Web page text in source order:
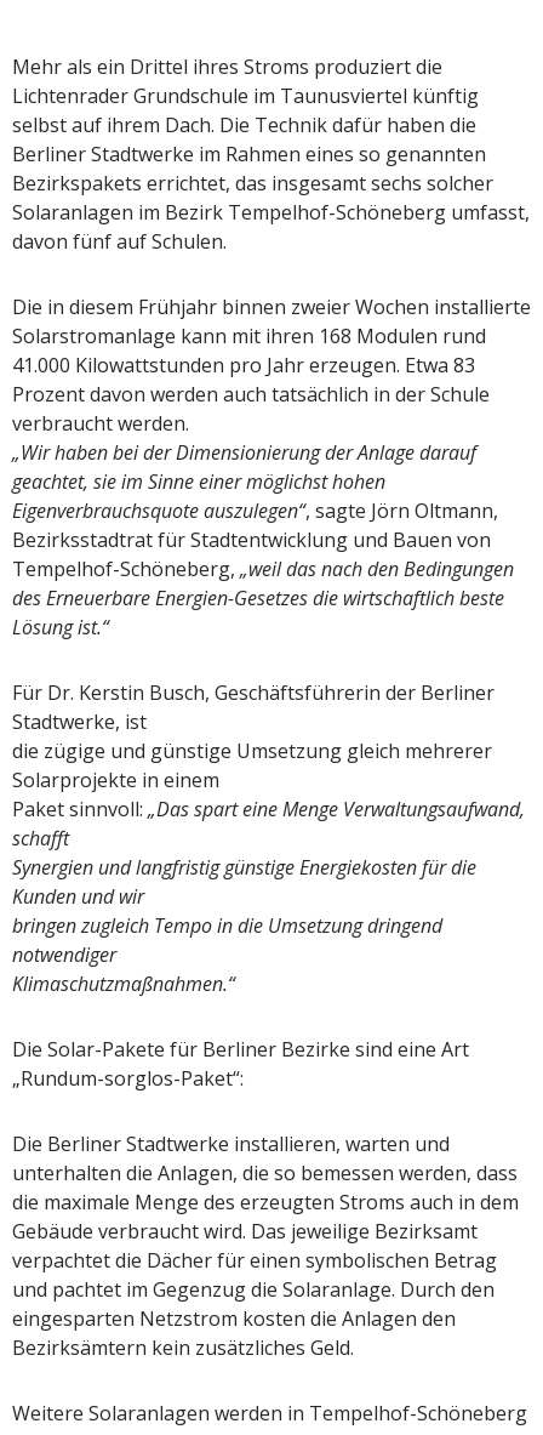
Mehr als ein Drittel ihres Stroms produziert die
Lichtenrader Grundschule im Taunusviertel künftig
selbst auf ihrem Dach. Die Technik dafür haben die
Berliner Stadtwerke im Rahmen eines so genannten
Bezirkspakets errichtet, das insgesamt sechs solcher
Solaranlagen im Bezirk Tempelhof-Schöneberg umfasst,
davon fünf auf Schulen.
Die in diesem Frühjahr binnen zweier Wochen installierte
Solarstromanlage kann mit ihren 168 Modulen rund
41.000 Kilowattstunden pro Jahr erzeugen. Etwa 83
Prozent davon werden auch tatsächlich in der Schule
verbraucht werden.
„Wir haben bei der Dimensionierung der Anlage darauf
geachtet, sie im Sinne einer möglichst hohen
Eigenverbrauchsquote auszulegen“, sagte Jörn Oltmann,
Bezirksstadtrat für Stadtentwicklung und Bauen von
Tempelhof-Schöneberg, „weil das nach den Bedingungen
des Erneuerbare Energien-Gesetzes die wirtschaftlich beste
Lösung ist.“
Für Dr. Kerstin Busch, Geschäftsführerin der Berliner
Stadtwerke, ist
die zügige und günstige Umsetzung gleich mehrerer
Solarprojekte in einem
Paket sinnvoll: „Das spart eine Menge Verwaltungsaufwand,
schafft
Synergien und langfristig günstige Energiekosten für die
Kunden und wir
bringen zugleich Tempo in die Umsetzung dringend
notwendiger
Klimaschutzmaßnahmen.“
Die Solar-Pakete für Berliner Bezirke sind eine Art
„Rundum-sorglos-Paket“:
Die Berliner Stadtwerke installieren, warten und
unterhalten die Anlagen, die so bemessen werden, dass
die maximale Menge des erzeugten Stroms auch in dem
Gebäude verbraucht wird. Das jeweilige Bezirksamt
verpachtet die Dächer für einen symbolischen Betrag
und pachtet im Gegenzug die Solaranlage. Durch den
eingesparten Netzstrom kosten die Anlagen den
Bezirksämtern kein zusätzliches Geld.
Weitere Solaranlagen werden in Tempelhof-Schöneberg